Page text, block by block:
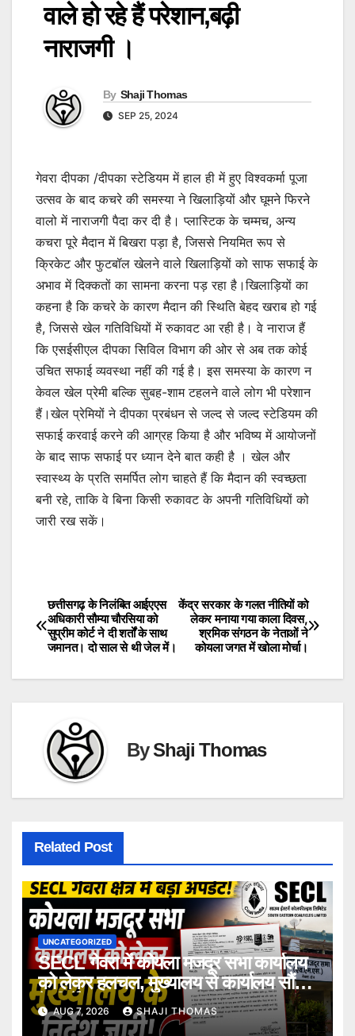
वाले हो रहे हैं परेशान,बढ़ी
नाराजगी ।
By Shaji Thomas
SEP 25, 2024
गेवरा दीपका /दीपका स्टेडियम में हाल ही में हुए विश्वकर्मा पूजा
उत्सव के बाद कचरे की समस्या ने खिलाड़ियों और घूमने फिरने
वालो में नाराजगी पैदा कर दी है। प्लास्टिक के चम्मच, अन्य
कचरा पूरे मैदान में बिखरा पड़ा है, जिससे नियमित रूप से
क्रिकेट और फुटबॉल खेलने वाले खिलाड़ियों को साफ सफाई के
अभाव में दिक्कतों का सामना करना पड़ रहा है।खिलाड़ियों का
कहना है कि कचरे के कारण मैदान की स्थिति बेहद खराब हो गई
है, जिससे खेल गतिविधियों में रुकावट आ रही है। वे नाराज हैं
कि एसईसीएल दीपका सिविल विभाग की ओर से अब तक कोई
उचित सफाई व्यवस्था नहीं की गई है। इस समस्या के कारण न
केवल खेल प्रेमी बल्कि सुबह-शाम टहलने वाले लोग भी परेशान
हैं।खेल प्रेमियों ने दीपका प्रबंधन से जल्द से जल्द स्टेडियम की
सफाई करवाई करने की आग्रह किया है और भविष्य में आयोजनों
के बाद साफ सफाई पर ध्यान देने बात कही है । खेल और
स्वास्थ्य के प्रति समर्पित लोग चाहते हैं कि मैदान की स्वच्छता
बनी रहे, ताकि वे बिना किसी रुकावट के अपनी गतिविधियों को
जारी रख सकें।
Post
navigation
केंद्र सरकार के गलत नीतियों को
लेकर मनाया गया काला दिवस,
श्रमिक संगठन के नेताओं ने
कोयला जगत में खोला मोर्चा।
छत्तीसगढ़ के निलंबित आईएएस
अधिकारी सौम्या चौरसिया को
सुप्रीम कोर्ट ने दी शर्तों के साथ
जमानत। दो साल से थी जेल में।
ByShaji Thomas
Related Post
UNCATEGORIZED
SECL गेवरा में कोयला मजदूर सभा कार्यालय
को लेकर हलचल, मुख्यालय से कार्यालय सौंपने
के निर्देश।
AUG 7, 2026 SHAJI THOMAS